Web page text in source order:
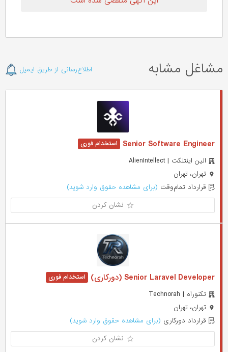
مشاغل مشابه اطلاع‌رسانی از طریق ایمیل
Senior Software Engineer
الین اینتلکت | AlienIntellect
تهران، تهران
قرارداد تمام‌وقت (برای مشاهده حقوق وارد شوید)
نشان کردن
Senior Laravel Developer (دورکاری)
تکنوراه | Technorah
تهران، تهران
قرارداد دورکاری (برای مشاهده حقوق وارد شوید)
نشان کردن